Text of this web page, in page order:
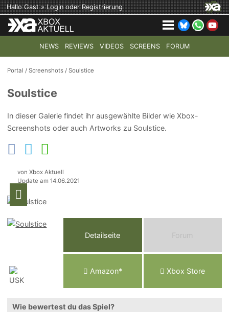
Hallo Gast »LoginoderRegistrierung
NEWS REVIEWS VIDEOS SCREENS FORUM
TOP-THEMEN: COD: MODERN WARFARE 4 HALO:
Portal /Screenshots /Soulstice
Soulstice
In dieser Galerie findet ihr ausgewählte Bilder wie Xbox-
Screenshots oder auch Artworks zu Soulstice.
von Xbox Aktuell
Update am 14.06.2021
Detailseite Forum
Amazon* Xbox Store
Wie bewertest du das Spiel?